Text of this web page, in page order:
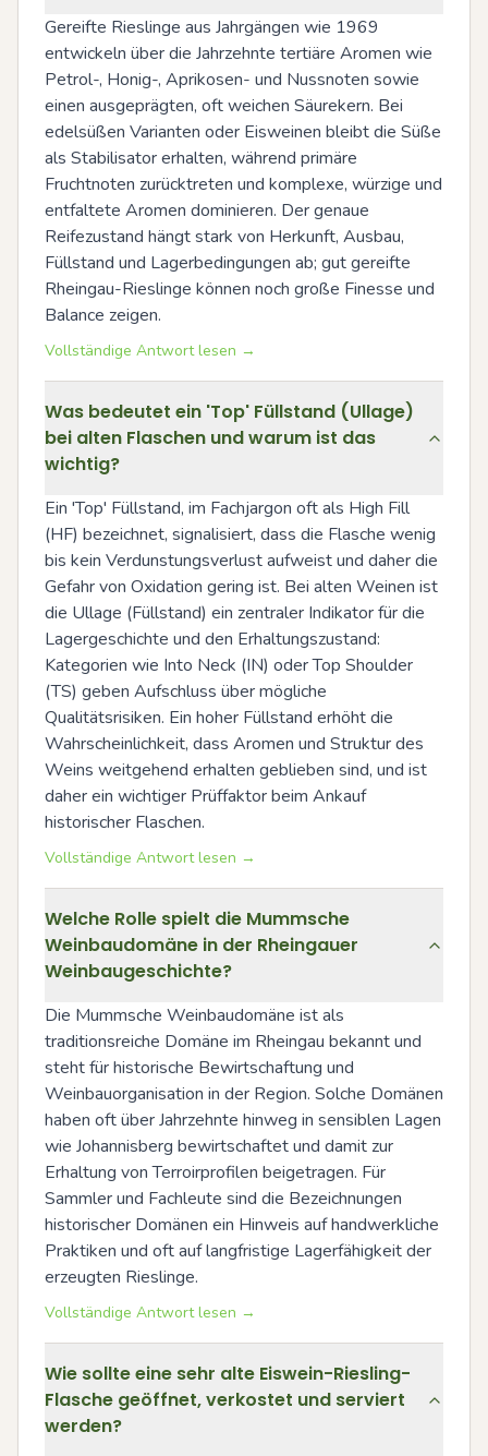
Gereifte Rieslinge aus Jahrgängen wie 1969
entwickeln über die Jahrzehnte tertiäre Aromen wie
Petrol-, Honig-, Aprikosen- und Nussnoten sowie
einen ausgeprägten, oft weichen Säurekern. Bei
edelsüßen Varianten oder Eisweinen bleibt die Süße
als Stabilisator erhalten, während primäre
Fruchtnoten zurücktreten und komplexe, würzige und
entfaltete Aromen dominieren. Der genaue
Reifezustand hängt stark von Herkunft, Ausbau,
Füllstand und Lagerbedingungen ab; gut gereifte
Rheingau-Rieslinge können noch große Finesse und
Balance zeigen.
Vollständige Antwort lesen →
Was bedeutet ein 'Top' Füllstand (Ullage)
bei alten Flaschen und warum ist das
wichtig?
Ein 'Top' Füllstand, im Fachjargon oft als High Fill
(HF) bezeichnet, signalisiert, dass die Flasche wenig
bis kein Verdunstungsverlust aufweist und daher die
Gefahr von Oxidation gering ist. Bei alten Weinen ist
die Ullage (Füllstand) ein zentraler Indikator für die
Lagergeschichte und den Erhaltungszustand:
Kategorien wie Into Neck (IN) oder Top Shoulder
(TS) geben Aufschluss über mögliche
Qualitätsrisiken. Ein hoher Füllstand erhöht die
Wahrscheinlichkeit, dass Aromen und Struktur des
Weins weitgehend erhalten geblieben sind, und ist
daher ein wichtiger Prüffaktor beim Ankauf
historischer Flaschen.
Vollständige Antwort lesen →
Welche Rolle spielt die Mummsche
Weinbaudomäne in der Rheingauer
Weinbaugeschichte?
Die Mummsche Weinbaudomäne ist als
traditionsreiche Domäne im Rheingau bekannt und
steht für historische Bewirtschaftung und
Weinbauorganisation in der Region. Solche Domänen
haben oft über Jahrzehnte hinweg in sensiblen Lagen
wie Johannisberg bewirtschaftet und damit zur
Erhaltung von Terroirprofilen beigetragen. Für
Sammler und Fachleute sind die Bezeichnungen
historischer Domänen ein Hinweis auf handwerkliche
Praktiken und oft auf langfristige Lagerfähigkeit der
erzeugten Rieslinge.
Vollständige Antwort lesen →
Wie sollte eine sehr alte Eiswein-Riesling-
Flasche geöffnet, verkostet und serviert
werden?